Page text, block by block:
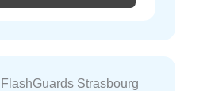
FlashGuards Strasbourg